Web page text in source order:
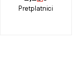
Pretplatnici